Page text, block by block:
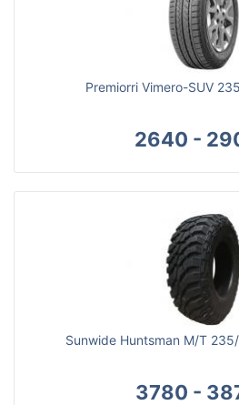
Premiorri Vimero-SUV
2640 -
Sunwide Huntsman M/T
3780 -